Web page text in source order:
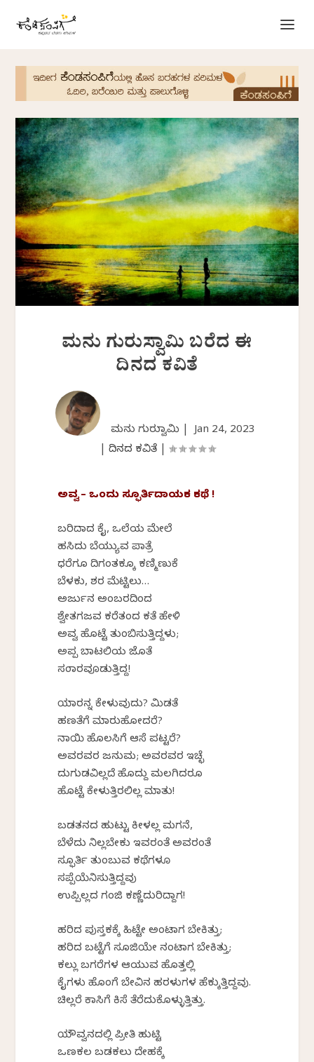
ಮನು ಗುರುಸ್ವಾಮಿ ಬರೆದ ಈ
ದಿನದ ಕವಿತೆ
ಮನು ಗುರುಸ್ವಾಮಿ |Jan 24, 2023
ದಿನದ ಕವಿತೆ|
ಅವ್ವ – ಒಂದು ಸ್ಫೂರ್ತಿದಾಯಕ ಕಥೆ !
ಬರಿದಾದ ಕೈ, ಒಲೆಯ‌ ಮೇಲೆ
ಹಸಿದು ಬೆಯ್ಯುವ ಪಾತ್ರೆ
ಧರೆಗೂ ದಿಗಂತಕ್ಕೂ ಕಣ್ಮಿಣುಕೆ
ಬೆಳಕು, ಶರ ಮೆಟ್ಟಿಲು…
ಅರ್ಜುನ ಅಂಬರದಿಂದ
ಶ್ವೇತಗಜವ ಕರೆತಂದ ಕತೆ ಹೇಳಿ
ಅವ್ವ ಹೊಟ್ಟೆ ತುಂಬಿಸುತ್ತಿದ್ದಳು;
ಅಪ್ಪ ಬಾಟಲಿಯ ಜೊತೆ
ಸಂಸಾರವೂಡುತ್ತಿದ್ದ!
ಯಾರನ್ನ ಕೇಳುವುದು? ಮಿಡತೆ
ಹಣತೆಗೆ ಮಾರುಹೋದರೆ?
ನಾಯಿ ಹೊಲಸಿಗೆ ಆಸೆ ಪಟ್ಟರೆ?
ಅವರವರ ಜನುಮ; ಅವರವರ ಇಚ್ಛೆ
ದುಗುಡವಿಲ್ಲದೆ ಹೊದ್ದು ಮಲಗಿದರೂ
ಹೊಟ್ಟೆ ಕೇಳುತ್ತಿರಲಿಲ್ಲ ಮಾತು!
ಬಡತನದ ಹುಟ್ಟು ಕೀಳಲ್ಲ ಮಗನೆ,
ಬೆಳೆದು ನಿಲ್ಲಬೇಕು ಇವರಂತೆ ಅವರಂತೆ
ಸ್ಫೂರ್ತಿ ತುಂಬುವ ಕಥೆಗಳೂ
ಸಪ್ಪೆಯೆನಿಸುತ್ತಿದ್ದವು
ಉಪ್ಪಿಲ್ಲದ ಗಂಜಿ ಕಣ್ಣೆದುರಿದ್ದಾಗ!
ಹರಿದ ಪುಸ್ತಕಕ್ಕೆ ಹಿಟ್ಟೇ ಅಂಟಾಗ ಬೇಕಿತ್ತು;
ಹರಿದ ಬಟ್ಟೆಗೆ ಸೂಜಿಯೇ ನಂಟಾಗ ಬೇಕಿತ್ತು;
ಕಲ್ಲು ಬಗರೆಗಳ ಆಯುವ ಹೊತ್ತಲ್ಲಿ
ಕೈಗಳು ಹೊಂಗೆ ಬೇವಿನ ಹರಳುಗಳ ಹೆಕ್ಕುತ್ತಿದ್ದವು.
ಚಿಲ್ಲರೆ ಕಾಸಿಗೆ ಕಿಸೆ ತೆರೆದುಕೊಳ್ಳುತ್ತಿತ್ತು.
ಯೌವ್ವನದಲ್ಲಿ ಪ್ರೀತಿ ಹುಟ್ಟಿ
ಒಣಕಲ ಬಡಕಲು ದೇಹಕ್ಕೆ